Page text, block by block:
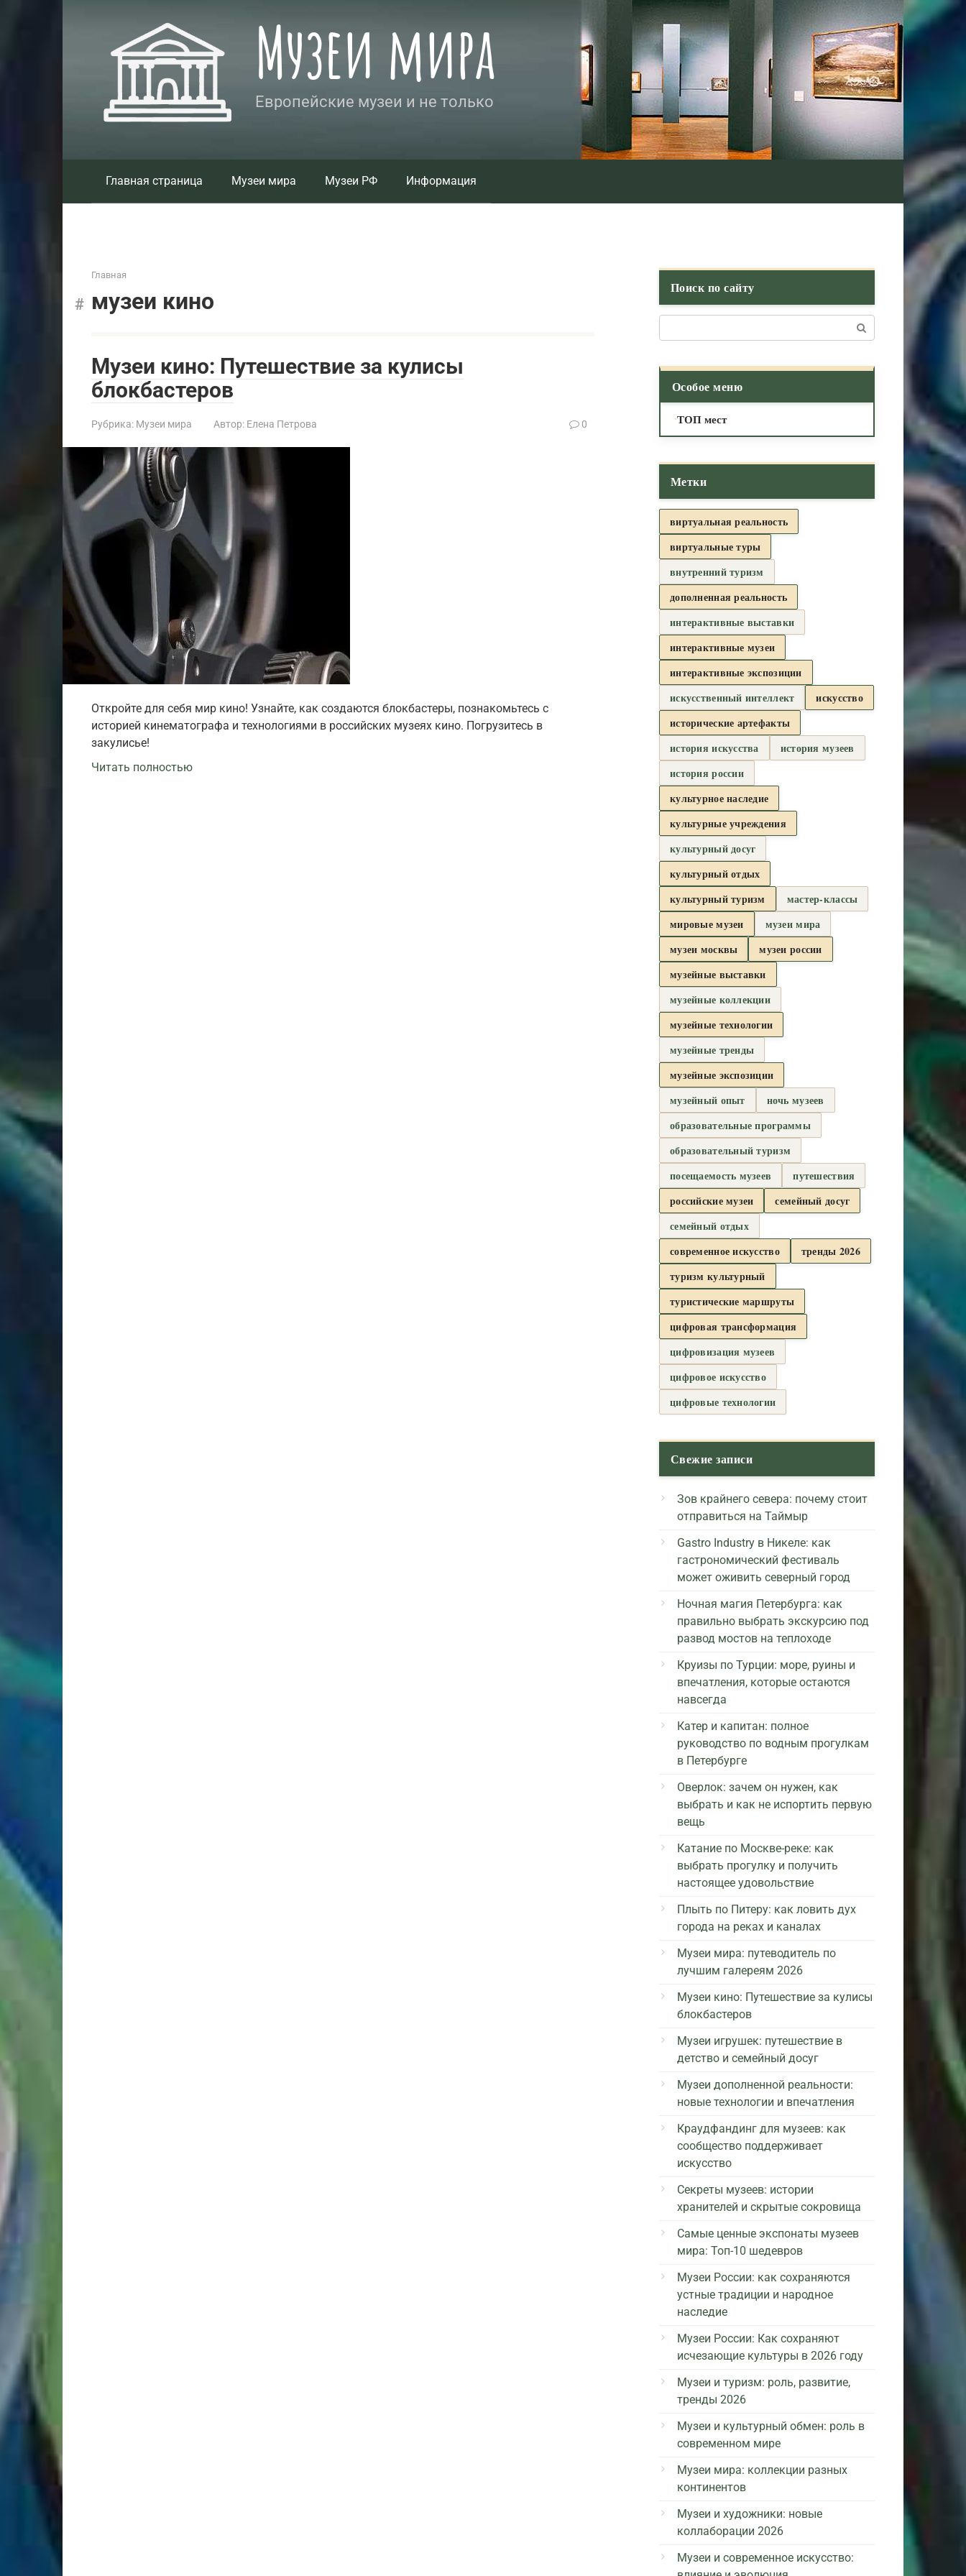
Музеи мира
Европейские музеи и не только
Главная страница Музеи мира Музеи РФ Информация
Главная
музеи кино
Музеи кино: Путешествие за кулисы
блокбастеров
Рубрика: Музеи мира Автор: Елена Петрова 0
Откройте для себя мир кино! Узнайте, как создаются блокбастеры, познакомьтесь с
историей кинематографа и технологиями в российских музеях кино. Погрузитесь в
закулисье!
Читать полностью
Поиск по сайту
Особое меню
ТОП мест
Метки
виртуальная реальность
виртуальные туры
внутренний туризм
дополненная реальность
интерактивные выставки
интерактивные музеи
интерактивные экспозиции
искусственный интеллект
искусство
исторические артефакты
история искусства
история музеев
история россии
культурное наследие
культурные учреждения
культурный досуг
культурный отдых
культурный туризм
мастер-классы
мировые музеи
музеи мира
музеи москвы
музеи россии
музейные выставки
музейные коллекции
музейные технологии
музейные тренды
музейные экспозиции
музейный опыт
ночь музеев
образовательные программы
образовательный туризм
посещаемость музеев
путешествия
российские музеи
семейный досуг
семейный отдых
современное искусство
тренды 2026
туризм культурный
туристические маршруты
цифровая трансформация
цифровизация музеев
цифровое искусство
цифровые технологии
Свежие записи
Зов крайнего севера: почему стоит
отправиться на Таймыр
Gastro Industry в Никеле: как
гастрономический фестиваль
может оживить северный город
Ночная магия Петербурга: как
правильно выбрать экскурсию под
развод мостов на теплоходе
Круизы по Турции: море, руины и
впечатления, которые остаются
навсегда
Катер и капитан: полное
руководство по водным прогулкам
в Петербурге
Оверлок: зачем он нужен, как
выбрать и как не испортить первую
вещь
Катание по Москве-реке: как
выбрать прогулку и получить
настоящее удовольствие
Плыть по Питеру: как ловить дух
города на реках и каналах
Музеи мира: путеводитель по
лучшим галереям 2026
Музеи кино: Путешествие за кулисы
блокбастеров
Музеи игрушек: путешествие в
детство и семейный досуг
Музеи дополненной реальности:
новые технологии и впечатления
Краудфандинг для музеев: как
сообщество поддерживает
искусство
Секреты музеев: истории
хранителей и скрытые сокровища
Самые ценные экспонаты музеев
мира: Топ-10 шедевров
Музеи России: как сохраняются
устные традиции и народное
наследие
Музеи России: Как сохраняют
исчезающие культуры в 2026 году
Музеи и туризм: роль, развитие,
тренды 2026
Музеи и культурный обмен: роль в
современном мире
Музеи мира: коллекции разных
континентов
Музеи и художники: новые
коллаборации 2026
Музеи и современное искусство: